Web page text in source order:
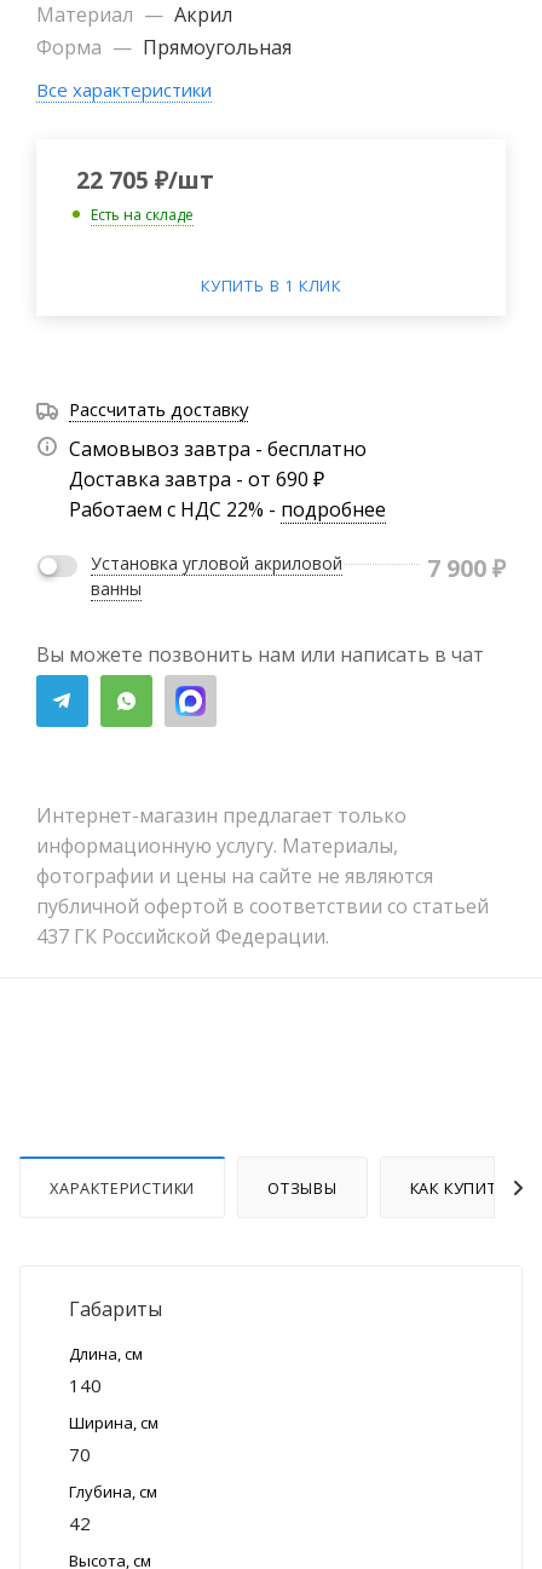
Материал — Акрил
Форма — Прямоугольная
Все характеристики
22 705 ₽/шт
Есть на складе
КУПИТЬ В 1 КЛИК
Рассчитать доставку
Самовывоз завтра - бесплатно
Доставка завтра - от 690 ₽
Работаем с НДС 22% - подробнее
Установка угловой акриловой
ванны
7 900₽
Вы можете позвонить нам или написать в чат
Интернет-магазин предлагает только
информационную услугу. Материалы,
фотографии и цены на сайте не являются
публичной офертой в соответствии со статьей
437 ГК Российской Федерации.
ХАРАКТЕРИСТИКИ ОТЗЫВЫ КАК КУПИТЬ
Габариты
Длина, см
140
Ширина, см
70
Глубина, см
42
Высота, см